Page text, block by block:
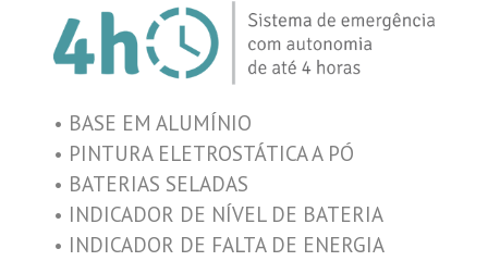
• BASE EM ALUMÍNIO
• PINTURA ELETROSTÁTICA A PÓ
• BATERIAS SELADAS
• INDICADOR DE NÍVEL DE BATERIA
• INDICADOR DE FALTA DE ENERGIA